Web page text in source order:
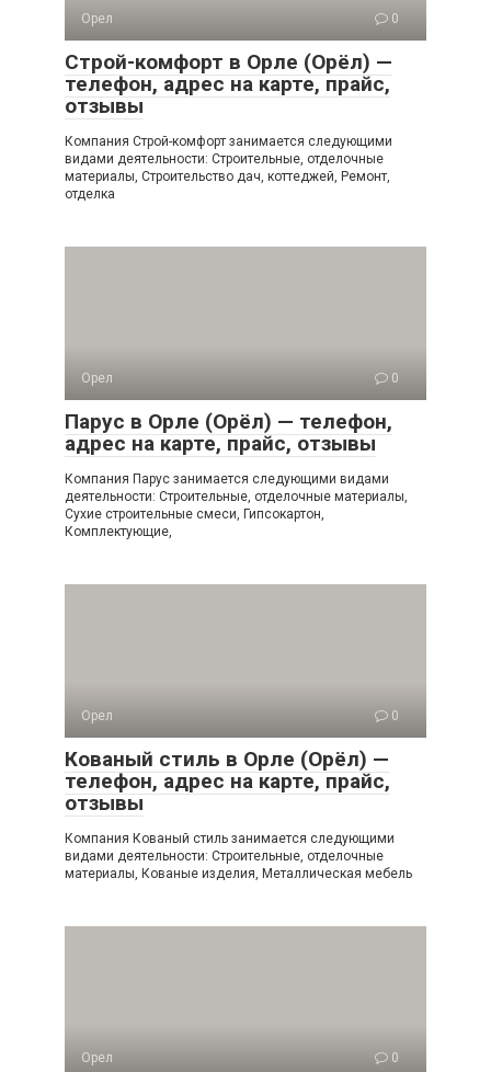
Орел 0
Строй-комфорт в Орле (Орёл) —
телефон, адрес на карте, прайс,
отзывы
Компания Строй-комфорт занимается следующими
видами деятельности: Строительные, отделочные
материалы, Строительство дач, коттеджей, Ремонт,
отделка
Орел 0
Парус в Орле (Орёл) — телефон,
адрес на карте, прайс, отзывы
Компания Парус занимается следующими видами
деятельности: Строительные, отделочные материалы,
Сухие строительные смеси, Гипсокартон,
Комплектующие,
Орел 0
Кованый стиль в Орле (Орёл) —
телефон, адрес на карте, прайс,
отзывы
Компания Кованый стиль занимается следующими
видами деятельности: Строительные, отделочные
материалы, Кованые изделия, Металлическая мебель
Орел 0